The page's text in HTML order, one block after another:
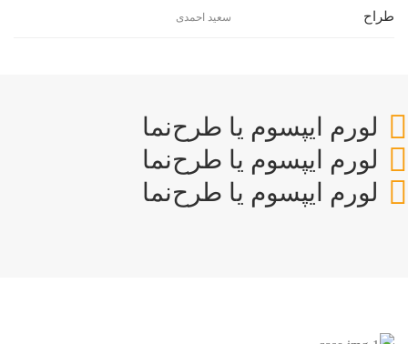
طراح سعید احمدی
لورم ایپسوم یا طرح‌نما
لورم ایپسوم یا طرح‌نما
لورم ایپسوم یا طرح‌نما